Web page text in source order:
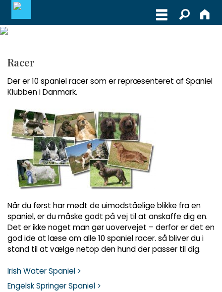
BLIV MEDLEM
Racer
Der er 10 spaniel racer som er repræsenteret af Spaniel
Klubben i Danmark.
Når du først har mødt de uimodståelige blikke fra en
spaniel, er du måske godt på vej til at anskaffe dig en.
Det er ikke noget man gør uovervejet – derfor er det en
god ide at læse om alle 10 spaniel racer. så bliver du i
stand til at vælge netop den hund der passer til dig.
Irish Water Spaniel >
Engelsk Springer Spaniel >